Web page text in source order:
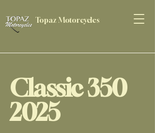
Topaz Motorcycles
Classic350
2025